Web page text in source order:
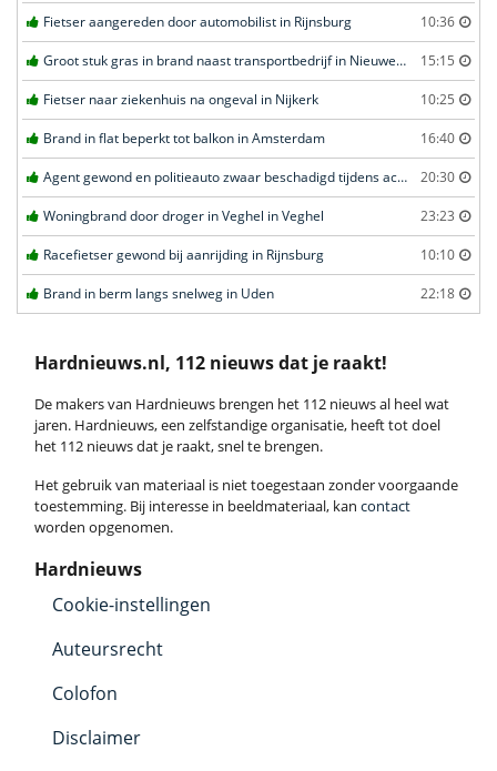
Fietser aangereden door automobilist in Rijnsburg 10:36
Groot stuk gras in brand naast transportbedrijf in Nieuwegein 15:15
Fietser naar ziekenhuis na ongeval in Nijkerk 10:25
Brand in flat beperkt tot balkon in Amsterdam 16:40
Agent gewond en politieauto zwaar beschadigd tijdens achtervolging in Uden 20:30
Woningbrand door droger in Veghel in Veghel 23:23
Racefietser gewond bij aanrijding in Rijnsburg 10:10
Brand in berm langs snelweg in Uden 22:18
Hardnieuws.nl, 112 nieuws dat je raakt!
De makers van Hardnieuws brengen het 112 nieuws al heel wat
jaren. Hardnieuws, een zelfstandige organisatie, heeft tot doel
het 112 nieuws dat je raakt, snel te brengen.
Het gebruik van materiaal is niet toegestaan zonder voorgaande
toestemming. Bij interesse in beeldmateriaal, kan contact
worden opgenomen.
Hardnieuws
Cookie-instellingen
Auteursrecht
Colofon
Disclaimer